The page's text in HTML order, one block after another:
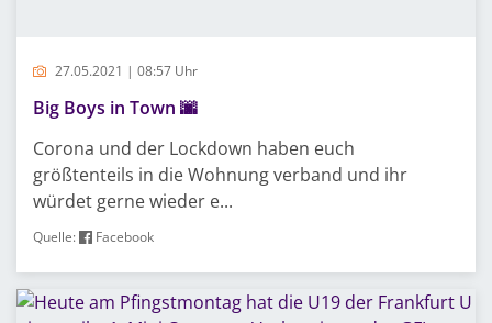
27.05.2021 | 08:57 Uhr
Big Boys in Town 🌆
Corona und der Lockdown haben euch
größtenteils in die Wohnung verband und ihr
würdet gerne wieder e...
Quelle: Facebook